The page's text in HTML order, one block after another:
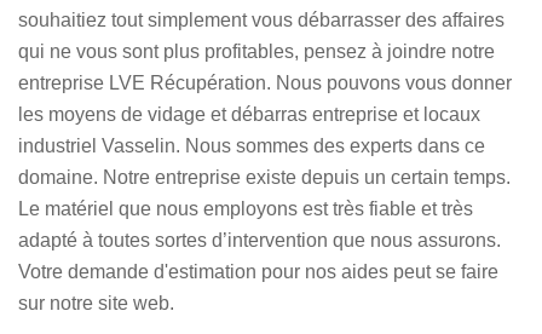
souhaitiez tout simplement vous débarrasser des affaires
qui ne vous sont plus profitables, pensez à joindre notre
entreprise LVE Récupération. Nous pouvons vous donner
les moyens de vidage et débarras entreprise et locaux
industriel Vasselin. Nous sommes des experts dans ce
domaine. Notre entreprise existe depuis un certain temps.
Le matériel que nous employons est très fiable et très
adapté à toutes sortes d’intervention que nous assurons.
Votre demande d'estimation pour nos aides peut se faire
sur notre site web.